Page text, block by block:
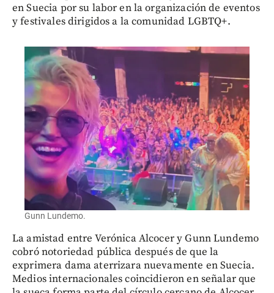
en Suecia por su labor en la organización de eventos
y festivales dirigidos a la comunidad LGBTQ+.
Gunn Lundemo.
La amistad entre Verónica Alcocer y Gunn Lundemo
cobró notoriedad pública después de que la
exprimera dama aterrizara nuevamente en Suecia.
Medios internacionales coincidieron en señalar que